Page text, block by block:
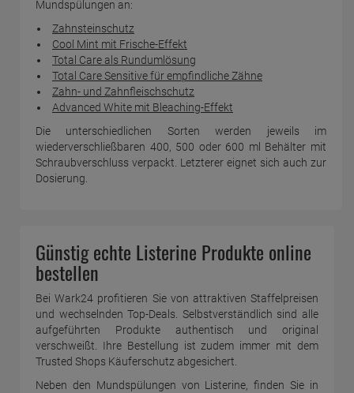
Mundspülungen an:
Zahnsteinschutz
Cool Mint mit Frische-Effekt
Total Care als Rundumlösung
Total Care Sensitive für empfindliche Zähne
Zahn- und Zahnfleischschutz
Advanced White mit Bleaching-Effekt
Die unterschiedlichen Sorten werden jeweils im
wiederverschließbaren 400, 500 oder 600 ml Behälter mit
Schraubverschluss verpackt. Letzterer eignet sich auch zur
Dosierung.
Günstig echte Listerine Produkte online
bestellen
Bei Wark24 profitieren Sie von attraktiven Staffelpreisen
und wechselnden Top-Deals. Selbstverständlich sind alle
aufgeführten Produkte authentisch und original
verschweißt. Ihre Bestellung ist zudem immer mit dem
Trusted Shops Käuferschutz abgesichert.
Neben den Mundspülungen von Listerine, finden Sie in